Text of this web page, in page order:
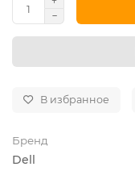
В избранное
Бренд
Dell